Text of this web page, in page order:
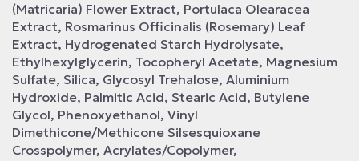
(Matricaria) Flower Extract, Portulaca Olearacea
Extract, Rosmarinus Officinalis (Rosemary) Leaf
Extract, Hydrogenated Starch Hydrolysate,
Ethylhexylglycerin, Tocopheryl Acetate, Magnesium
Sulfate, Silica, Glycosyl Trehalose, Aluminium
Hydroxide, Palmitic Acid, Stearic Acid, Butylene
Glycol, Phenoxyethanol, Vinyl
Dimethicone/Methicone Silsesquioxane
Crosspolymer, Acrylates/Copolymer,